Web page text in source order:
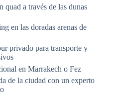
quad a través de las dunas
en las doradas arenas de
privado para transporte y
en Marrakech o Fez
de la ciudad con un experto